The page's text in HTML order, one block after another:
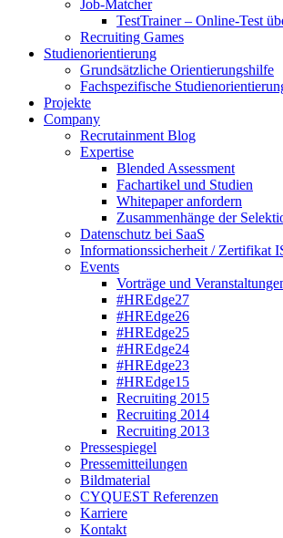
Job-Matcher
TestTrainer – Online-Test
Recruiting Games
Studienorientierung
Grundsätzliche Orientierungshilfe
Fachspezifische
Projekte
Company
Recrutainment Blog
Expertise
Blended Assessment
Fachartikel und Studien
Whitepaper anfordern
Zusammenhänge der
Datenschutz bei SaaS
Informationssicherheit / Zertifikat
Events
Vorträge und
#HREdge27
#HREdge26
#HREdge25
#HREdge24
#HREdge23
#HREdge15
Recruiting 2015
Recruiting 2014
Recruiting 2013
Pressespiegel
Pressemitteilungen
Bildmaterial
CYQUEST Referenzen
Karriere
Kontakt